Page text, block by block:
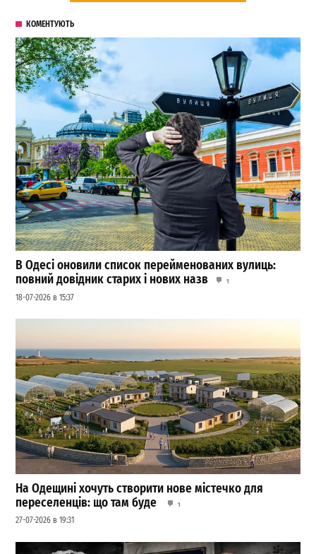
КОМЕНТУЮТЬ
В Одесі оновили список перейменованих вулиць:
повний довідник старих і нових назв
1
18-07-2026 в 15:37
На Одещині хочуть створити нове містечко для
переселенців: що там буде
1
27-07-2026 в 19:31